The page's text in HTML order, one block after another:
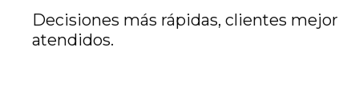
Decisiones más rápidas, clientes mejor
atendidos.